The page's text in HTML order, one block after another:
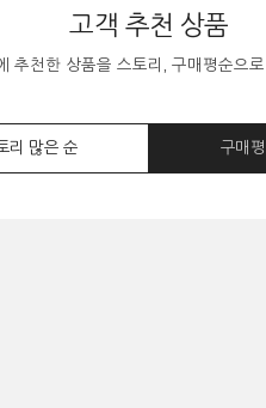
고객 추천 상품
추천한 상품을 스토리, 구매평순으로
리 많은 순 구매